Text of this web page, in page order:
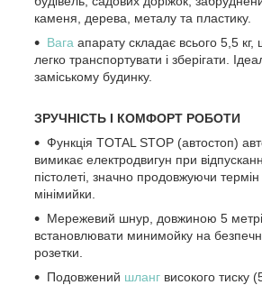
каменя, дерева, металу та пластику.
Вага апарату складає всього 5,5
легко транспортувати і зберігати.
заміському будинку.
ЗРУЧНІСТЬ І КОМФОРТ РОБОТИ
Функція TOTAL STOP (автостоп)
вимикає електродвигун при
пістолеті, значно продовжуючи
мінімийки.
Мережевий шнур, довжиною 5
встановлювати минимойку на
розетки.
Подовжений шланг високого тиску